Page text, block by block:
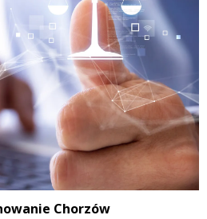
Chorzów